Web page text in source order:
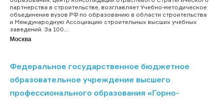
партнерства в строительстве, возглавляет Учебно-методическое
объединение вузов РФ по образованию в области строительства
и Международную Ассоциацию строительных высших учебных
заведений. За 100...
Москва
Федеральное государственное бюджетное
образовательное учреждение высшего
профессионального образования «Горно-